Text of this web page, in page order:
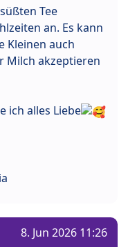
Tee
an. Es kann
Kleinen auch
Milch akzeptieren
ich alles Liebe
8. Jun 2026 11:26